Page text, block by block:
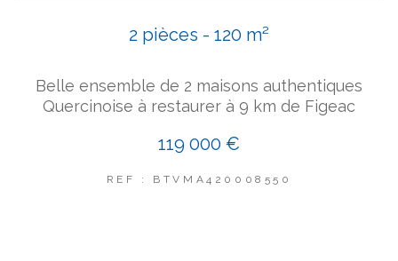
2 pièces - 120 m²
Belle ensemble de 2 maisons authentiques
Quercinoise à restaurer à 9 km de Figeac
119 000 €
REF : BTVMA420008550